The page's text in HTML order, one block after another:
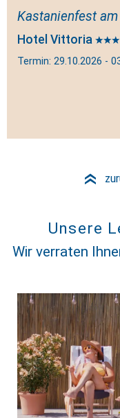
Kastanienfest
Hotel Vittoria
Termin: 29.10.2026 -
»
Unsere
Wir verraten